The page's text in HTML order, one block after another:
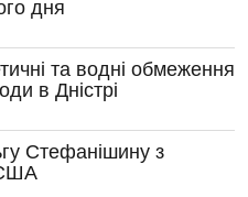
дня
та водні обмеження
в Дністрі
Стефанішину з